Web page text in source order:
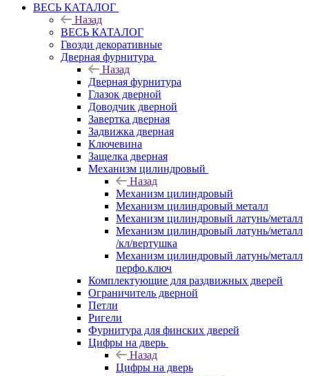
ВЕСЬ КАТАЛОГ
Назад
ВЕСЬ КАТАЛОГ
Гвозди декоративные
Дверная фурнитура
Назад
Дверная фурнитура
Глазок дверной
Доводчик дверной
Завертка дверная
Задвижка дверная
Ключевина
Защелка дверная
Механизм цилиндровый
Назад
Механизм цилиндровый
Механизм цилиндровый металл
Механизм цилиндровый латунь/металл
Механизм цилиндровый латунь/металл
/кл/вертушка
Механизм цилиндровый латунь/металл
перфо.ключ
Комплектующие для раздвижных дверей
Ограничитель дверной
Петли
Ригели
Фурнитура для финских дверей
Цифры на дверь
Назад
Цифры на дверь